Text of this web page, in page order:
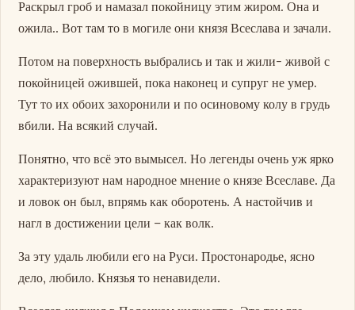
Раскрыл гроб и намазал покойницу этим жиром. Она и
ожила.. Вот там то в могиле они князя Всеслава и зачали.
Потом на поверхность выбрались и так и жили- живой с
покойницей ожившей, пока наконец и супруг не умер.
Тут то их обоих захоронили и по осиновому колу в грудь
вбили. На всякий случай.
Понятно, что всё это вымысел. Но легенды очень уж ярко
характеризуют нам народное мнение о князе Всеславе. Да
и ловок он был, впрямь как оборотень. А настойчив и
нагл в достижении цели – как волк.
За эту удаль любили его на Руси. Простонародье, ясно
дело, любило. Князья то ненавидели.